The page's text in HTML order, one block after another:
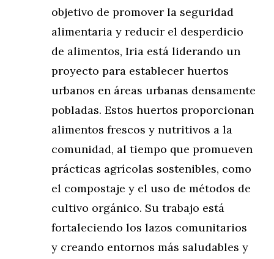
objetivo de promover la seguridad
alimentaria y reducir el desperdicio
de alimentos, Iria está liderando un
proyecto para establecer huertos
urbanos en áreas urbanas densamente
pobladas. Estos huertos proporcionan
alimentos frescos y nutritivos a la
comunidad, al tiempo que promueven
prácticas agrícolas sostenibles, como
el compostaje y el uso de métodos de
cultivo orgánico. Su trabajo está
fortaleciendo los lazos comunitarios
y creando entornos más saludables y